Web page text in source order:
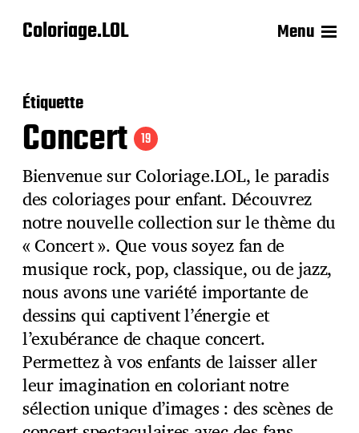
Coloriage.LOL Menu
Étiquette
Concert 19
Bienvenue sur Coloriage.LOL, le paradis
des coloriages pour enfant. Découvrez
notre nouvelle collection sur le thème du
« Concert ». Que vous soyez fan de
musique rock, pop, classique, ou de jazz,
nous avons une variété importante de
dessins qui captivent l’énergie et
l’exubérance de chaque concert.
Permettez à vos enfants de laisser aller
leur imagination en coloriant notre
sélection unique d’images : des scènes de